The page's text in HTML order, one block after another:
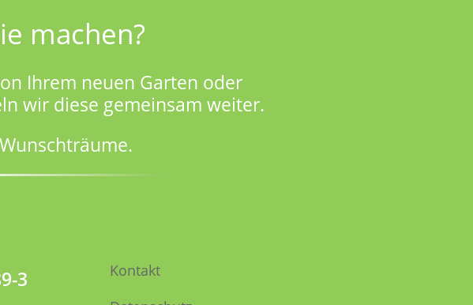
machen?
Ihrem neuen Garten oder
wir diese gemeinsam weiter.
3
Kontakt